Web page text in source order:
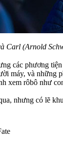
Carl (Arnold
các phương
máy, và những
xem rôbô như
nhưng có lẽ